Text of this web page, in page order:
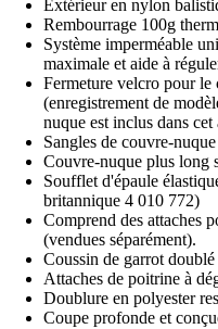
Extérieur en nylon
Rembourrage 100g
Système imperméable
maximale et aide à
Fermeture velcro pour
(enregistrement de
nuque est inclus dans cet
Sangles de couvre-
Couvre-nuque plus long
Soufflet d'épaule
britannique 4 010 772)
Comprend des attaches
(vendues séparément).
Coussin de garrot
Attaches de poitrine à
Doublure en polyester
Coupe profonde et